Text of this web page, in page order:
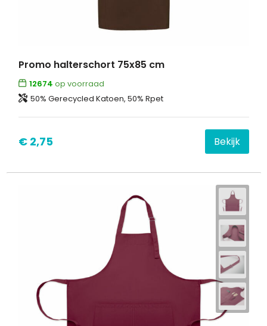
Promo halterschort 75x85 cm
12674 op voorraad
50% Gerecycled Katoen, 50% Rpet
€ 2,75 Bekijk